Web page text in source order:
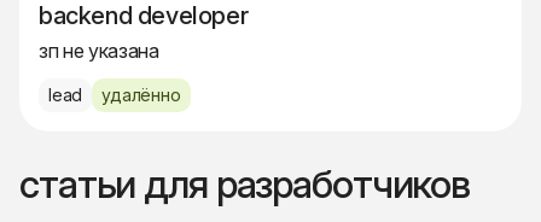
backend developer
зп не указана
lead удалённо
статьи для разработчиков